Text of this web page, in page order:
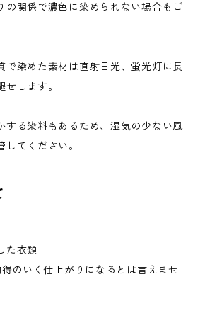
の関係で濃色に染められない場合もご
で染めた素材は直射日光、蛍光灯に長
します。
する染料もあるため、湿気の少ない風
てください。
た衣類
のいく仕上がりになるとは言えませ